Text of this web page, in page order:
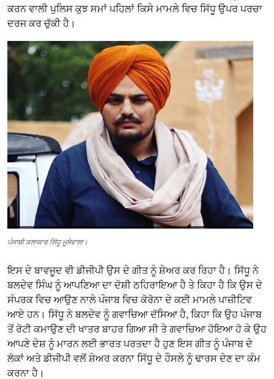
ਕਰਨ ਵਾਲੀ ਪੁਲਿਸ ਕੁਝ ਸਮਾਂ ਪਹਿਲਾਂ ਕਿਸੇ ਮਾਮਲੇ ਵਿਚ ਸਿੱਧੂ ਉਪਰ ਪਰਚਾ
ਦਰਜ ਕਰ ਚੁੱਕੀ ਹੈ।
ਪੰਜਾਬੀ ਕਲਾਕਾਰ ਸਿੱਧੂ ਮੂਸੇਵਾਲਾ।
ਇਸ ਦੇ ਬਾਵਜੂਦ ਵੀ ਡੀਜੀਪੀ ਉਸ ਦੇ ਗੀਤ ਨੂੰ ਸ਼ੇਅਰ ਕਰ ਰਿਹਾ ਹੈ। ਸਿੱਧੂ ਨੇ
ਬਲਦੇਵ ਸਿੰਘ ਨੂੰ ਆਪਣਿਆ ਦਾ ਦੋਸ਼ੀ ਠਹਿਰਾਇਆ ਹੈ ਤੇ ਕਿਹਾ ਹੈ ਕਿ ਉਸ ਦੇ
ਸੰਪਰਕ ਵਿਚ ਆਉਣ ਨਾਲੇ ਪੰਜਾਬ ਵਿਚ ਕੋਰੋਨਾ ਦੇ ਕਈ ਮਾਮਲੇ ਪਾਜ਼ੀਟਿਵ
ਆਏ ਹਨ। ਸਿੱਧੂ ਨੇ ਬਲਦੇਵ ਨੂੰ ਗਵਾਚਿਆ ਦੱਸਿਆ ਹੈ, ਕਿਹਾ ਕਿ ਉਹ ਪੰਜਾਬ
ਤੋਂ ਰੋਟੀ ਕਮਾਉਣ ਦੀ ਖਾਤਰ ਬਾਹਰ ਗਿਆ ਸੀ ਤੇ ਗਵਾਚਿਆ ਹੋਇਆ ਹੋ ਕੇ ਉਹ
ਆਪਣੇ ਦੇਸ਼ ਨੂੰ ਮਾਰਨ ਲਈ ਭਾਰਤ ਪਰਤਦਾ ਹੈ ਹੁਣ ਇਸ ਗੀਤ ਨੂੰ ਪੰਜਾਬ ਦੇ
ਲੋਕਾਂ ਅਤੇ ਡੀਜੀਪੀ ਵਲੋਂ ਸ਼ੇਅਰ ਕਰਨਾ ਸਿੱਧੂ ਦੇ ਹੌਸਲੇ ਨੂੰ ਢਾਰਸ ਦੇਣ ਦਾ ਕੰਮ
ਕਰਨਾ ਹੈ।